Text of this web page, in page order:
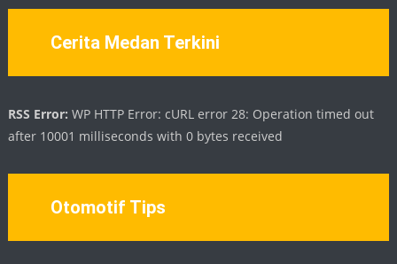
Cerita Medan Terkini
RSS Error: WP HTTP Error: cURL error 28: Operation timed out
after 10001 milliseconds with 0 bytes received
Otomotif Tips